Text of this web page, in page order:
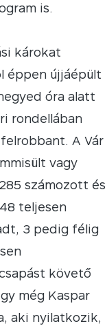
is.
károkat
éppen újjáépült
óra alatt
rondellában
A Vár
vagy
számozott és
teljesen
3 pedig félig
követő
még Kaspar
aki nyilatkozik,